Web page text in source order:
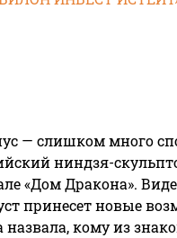
— слишком много
ниндзя-
«Дом Дракона».
принесет новые
назвала, кому из